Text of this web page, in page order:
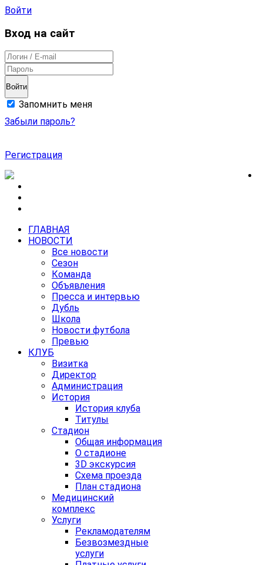
Войти
Вход на сайт
Войти
Запомнить меня
Забыли пароль?
Регистрация
ГЛАВНАЯ
НОВОСТИ
Все новости
Сезон
Команда
Объявления
Пресса и интервью
Дубль
Школа
Новости футбола
Превью
КЛУБ
Визитка
Директор
Администрация
История
История клуба
Титулы
Стадион
Общая информация
О стадионе
3D экскурсия
Схема проезда
План стадиона
Медицинский
комплекс
Услуги
Рекламодателям
Безвозмездные
услуги